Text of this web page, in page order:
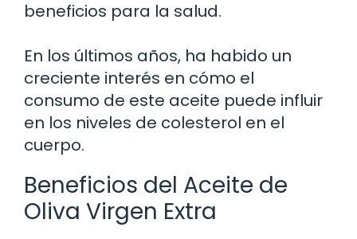
beneficios para la salud.
En los últimos años, ha habido un
creciente interés en cómo el
consumo de este aceite puede influir
en los niveles de colesterol en el
cuerpo.
Beneficios del Aceite de
Oliva Virgen Extra